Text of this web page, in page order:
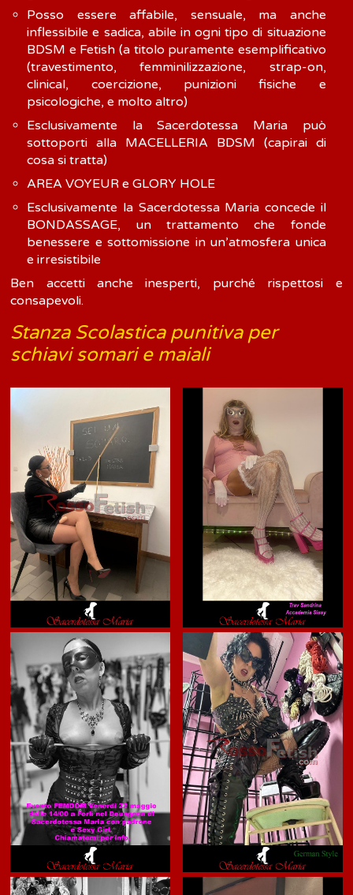
Posso essere affabile, sensuale, ma anche
inflessibile e sadica, abile in ogni tipo di situazione
BDSM e Fetish (a titolo puramente esemplificativo
(travestimento, femminilizzazione, strap-on,
clinical, coercizione, punizioni fisiche e
psicologiche, e molto altro)
Esclusivamente la Sacerdotessa Maria può
sottoporti alla MACELLERIA BDSM (capirai di
cosa si tratta)
AREA VOYEUR e GLORY HOLE
Esclusivamente la Sacerdotessa Maria concede il
BONDASSAGE, un trattamento che fonde
benessere e sottomissione in un’atmosfera unica
e irresistibile
Ben accetti anche inesperti, purché rispettosi e
consapevoli.
Stanza Scolastica punitiva per
schiavi somari e maiali